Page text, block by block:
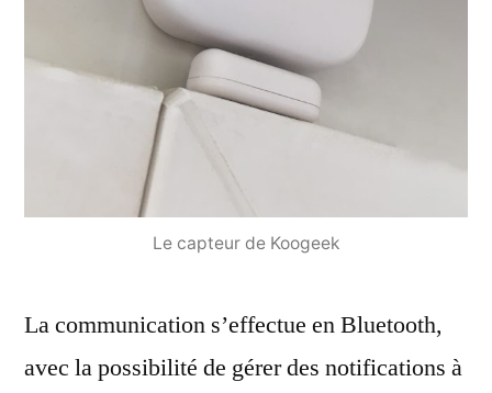
Le capteur de Koogeek
La communication s’effectue en Bluetooth,
avec la possibilité de gérer des notifications à